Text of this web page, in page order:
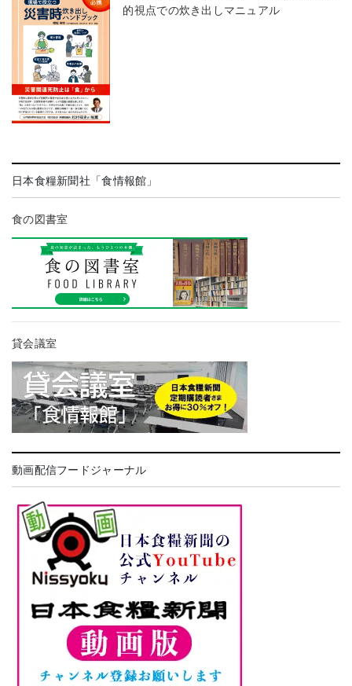
的視点での炊き出しマニュアル
日本食糧新聞社「食情報館」
食の図書室
貸会議室
動画配信フードジャーナル